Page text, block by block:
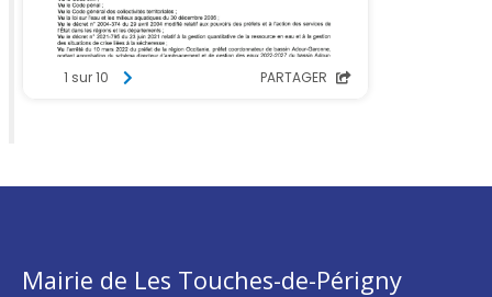
Mairie de Les Touches-de-Périgny